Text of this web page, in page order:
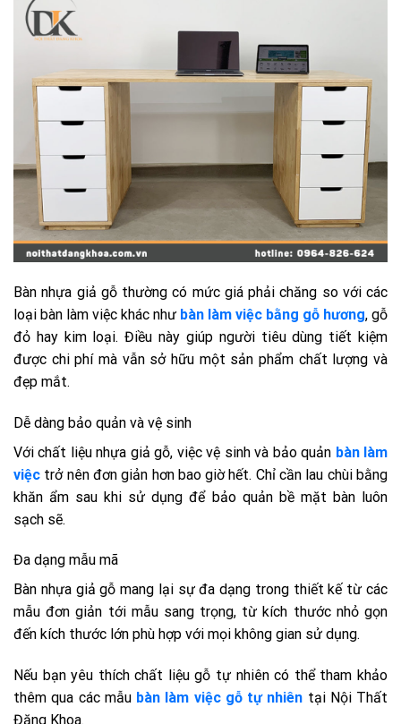
Bàn nhựa giả gỗ thường có mức giá phải chăng so với các
loại bàn làm việc khác như bàn làm việc bằng gỗ hương, gỗ
đỏ hay kim loại. Điều này giúp người tiêu dùng tiết kiệm
được chi phí mà vẫn sở hữu một sản phẩm chất lượng và
đẹp mắt.
Dễ dàng bảo quản và vệ sinh
Với chất liệu nhựa giả gỗ, việc vệ sinh và bảo quản bàn làm
việc trở nên đơn giản hơn bao giờ hết. Chỉ cần lau chùi bằng
khăn ẩm sau khi sử dụng để bảo quản bề mặt bàn luôn
sạch sẽ.
Đa dạng mẫu mã
Bàn nhựa giả gỗ mang lại sự đa dạng trong thiết kế từ các
mẫu đơn giản tới mẫu sang trọng, từ kích thước nhỏ gọn
đến kích thước lớn phù hợp với mọi không gian sử dụng.
Nếu bạn yêu thích chất liệu gỗ tự nhiên có thể tham khảo
thêm qua các mẫu bàn làm việc gỗ tự nhiên tại Nội Thất
Đăng Khoa.